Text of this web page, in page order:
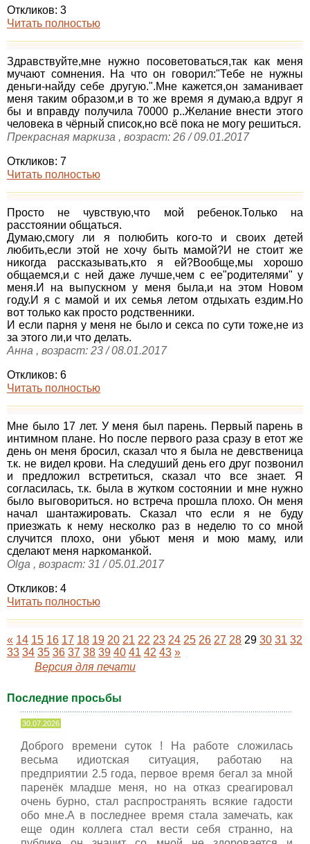
Откликов: 3
Читать полностью
Здравствуйте,мне нужно посоветоваться,так как меня
мучают сомнения. На что он говорил:"Тебе не нужны
деньги-найду себе другую.".Мне кажется,он заманивает
меня таким образом,и в то же время я думаю,а вдруг я
бы и вправду получила 70000 р..Желание внести этого
человека в чёрный список,но всё пока не могу решиться.
Прекрасная маркиза , возраст: 26 / 09.01.2017
Откликов: 7
Читать полностью
Просто не чувствую,что мой ребенок.Только на
расстоянии общаться.
Думаю,смогу ли я полюбить кого-то и своих детей
любить,если этой не хочу быть мамой?И не стоит же
никогда рассказывать,кто я ей?Вообще,мы хорошо
общаемся,и с ней даже лучше,чем с ее"родителями" у
меня.И на выпускном у меня была,и на этом Новом
году.И я с мамой и их семья летом отдыхать ездим.Но
вот только как просто родственники.
И если парня у меня не было и секса по сути тоже,не из
за этого ли,и что делать.
Анна , возраст: 23 / 08.01.2017
Откликов: 6
Читать полностью
Мне было 17 лет. У меня был парень. Первый парень в
интимном плане. Но после первого раза сразу в етот же
день он меня бросил, сказал что я была не девственица
т.к. не видел крови. На следуший день его друг позвонил
и предложил встретиться, сказал что все знает. Я
согласилась, т.к. была в жутком состоянии и мне нужно
было выговориться. но встреча прошла плохо. Он меня
начал шантажировать. Сказал что если я не буду
приезжать к нему несколко раз в неделю то со мной
случится плохо, они убьют меня и мою маму, или
сделают меня наркоманкой.
Olga , возраст: 31 / 05.01.2017
Откликов: 4
Читать полностью
« 14 15 16 17 18 19 20 21 22 23 24 25 26 27 28 29 30 31 32
33 34 35 36 37 38 39 40 41 42 43 »
Версия для печати
Последние просьбы
30.07.2026
Доброго времени суток ! На работе сложилась
весьма идиотская ситуация, работаю на
предприятии 2.5 года, первое время бегал за мной
паренёк младше меня, но на отказ среагировал
очень бурно, стал распространять всякие гадости
обо мне.А в последнее время стала замечать, как
еще один коллега стал вести себя странно, на